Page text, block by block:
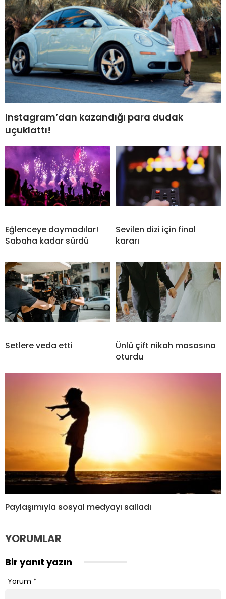
Instagram’dan kazandığı para dudak
uçuklattı!
Eğlenceye doymadılar!
Sabaha kadar sürdü
Sevilen dizi için final
kararı
Setlere veda etti
Ünlü çift nikah masasına
oturdu
Paylaşımıyla sosyal medyayı salladı
YORUMLAR
Bir yanıt yazın
Yorum *